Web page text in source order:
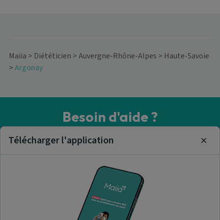
Maiia > Diététicien >Auvergne-Rhône-Alpes > Haute-Savoie
>Argonay
Besoin d'aide ?
Visitez notre centre de support ou contactez-nous !
Trouver un diététicien
Télécharger l'application